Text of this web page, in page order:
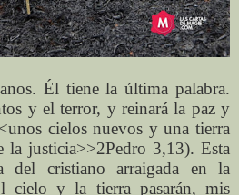
Él tiene la última palabra.
y el terror, y reinará la paz y
cielos nuevos y una tierra
la justicia>>2Pedro 3,13). Esta
del cristiano arraigada en la
cielo y la tierra pasarán, mis